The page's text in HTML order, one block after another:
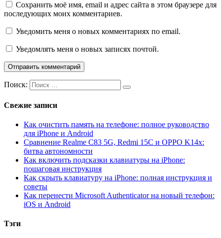
Сохранить моё имя, email и адрес сайта в этом браузере для
последующих моих комментариев.
Уведомить меня о новых комментариях по email.
Уведомлять меня о новых записях почтой.
Поиск:
Свежие записи
Как очистить память на телефоне: полное руководство
для iPhone и Android
Сравнение Realme C83 5G, Redmi 15C и OPPO K14x:
битва автономности
Как включить подсказки клавиатуры на iPhone:
пошаговая инструкция
Как скрыть клавиатуру на iPhone: полная инструкция и
советы
Как перенести Microsoft Authenticator на новый телефон:
iOS и Android
Тэги